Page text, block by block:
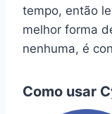
tempo, então
melhor forma
nenhuma, é
Como usar